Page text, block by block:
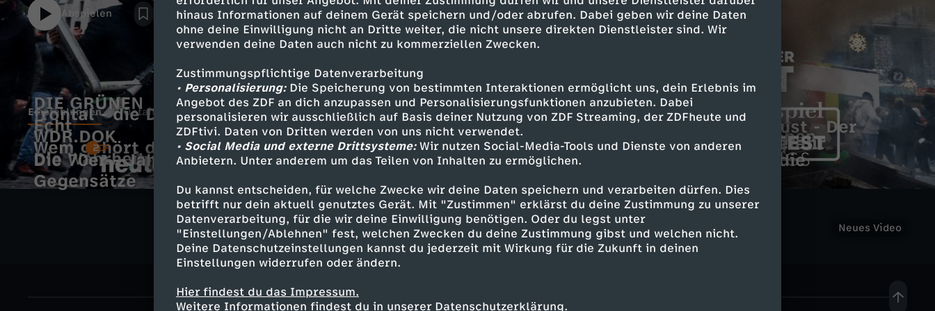
hinaus Informationen auf deinem Gerät speichern und/oder abrufen. Dabei geben wir deine Daten
ohne deine Einwilligung nicht an Dritte weiter, die nicht unsere direkten Dienstleister sind. Wir
verwenden deine Daten auch nicht zu kommerziellen Zwecken.
Zustimmungspflichtige Datenverarbeitung
• Personalisierung:Die Speicherung von bestimmten Interaktionen ermöglicht uns, dein Erlebnis im
Angebot des ZDF an dich anzupassen und Personalisierungsfunktionen anzubieten. Dabei
personalisieren wir ausschließlich auf Basis deiner Nutzung von ZDF Streaming, der ZDFheute und
ZDFtivi. Daten von Dritten werden von uns nicht verwendet.
• Social Media und externe Drittsysteme:Wir nutzen Social-Media-Tools und Dienste von anderen
Anbietern. Unter anderem um das Teilen von Inhalten zu ermöglichen.
Du kannst entscheiden, für welche Zwecke wir deine Daten speichern und verarbeiten dürfen. Dies
betrifft nur dein aktuell genutztes Gerät. Mit "Zustimmen" erklärst du deine Zustimmung zu unserer
Datenverarbeitung, für die wir deine Einwilligung benötigen. Oder du legst unter
"Einstellungen/Ablehnen" fest, welchen Zwecken du deine Zustimmung gibst und welchen nicht.
Deine Datenschutzeinstellungen kannst du jederzeit mit Wirkung für die Zukunft in deinen
Einstellungen widerrufen oder ändern.
Hier findest du das Impressum.
Weitere Informationen findest du in unserer Datenschutzerklärung.
Abspielen
Empfehlungen Details
E
m
DIE GRÜNEN
E
i
n
O
p
D
e
K
Neues Video
frontal - die Doku hauptsache kultur
K
i
s
Echt
I
n
s
i
Unser Westen
WDR.DOK Story Ein Jahrhundertleben
Wem gehört die Welt? Past Forward
Krieg und Holocaust - Der
deutsche Abgrund
Die Wahrheit über Franco
I
n
s
D
e
h
A
l
l
P
r
Die 70er - Jahrzehnt der
Gegensätze
An einem Tag im September -
Die Dokumentation
Neues Video
Terra X History - die
Einzeldokus